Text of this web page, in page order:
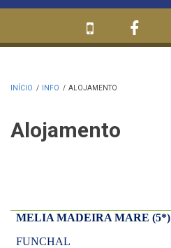
INÍCIO / INFO / ALOJAMENTO
Alojamento
MELIA MADEIRA MARE (5*)
FUNCHAL